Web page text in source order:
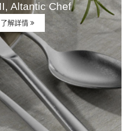
Altantic Chef
了解詳情